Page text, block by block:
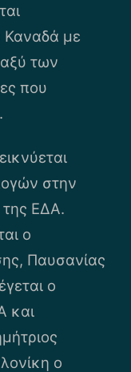
Καναδά με
των
που
στην
ΕΔΑ.
ο
Παυσανίας
ο
και
ο